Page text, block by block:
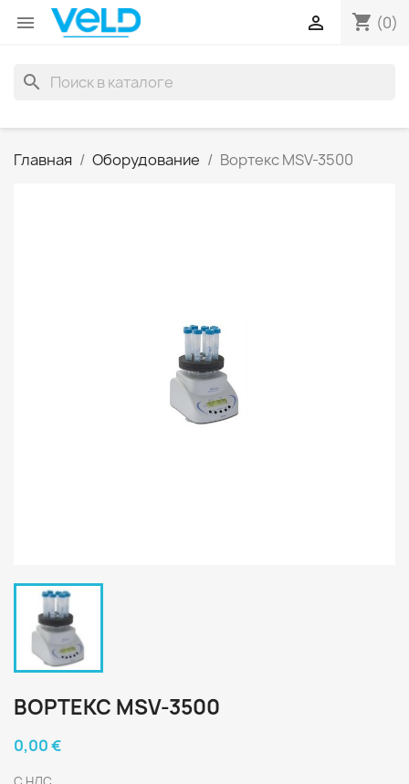
 shopping_cart (0)

search
Главная Оборудование Вортекс MSV-3500
ВОРТЕКС MSV-3500
0,00 €